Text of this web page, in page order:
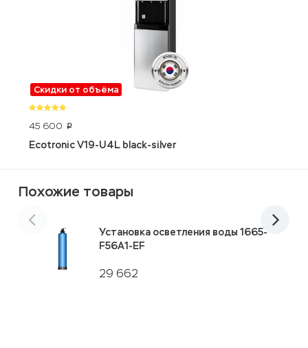
Скидки от объёма
45 600 p
Ecotronic V19-U4L black-silver
Похожие товары
29 662
Установка осветления воды 1665-
F56A1-EF